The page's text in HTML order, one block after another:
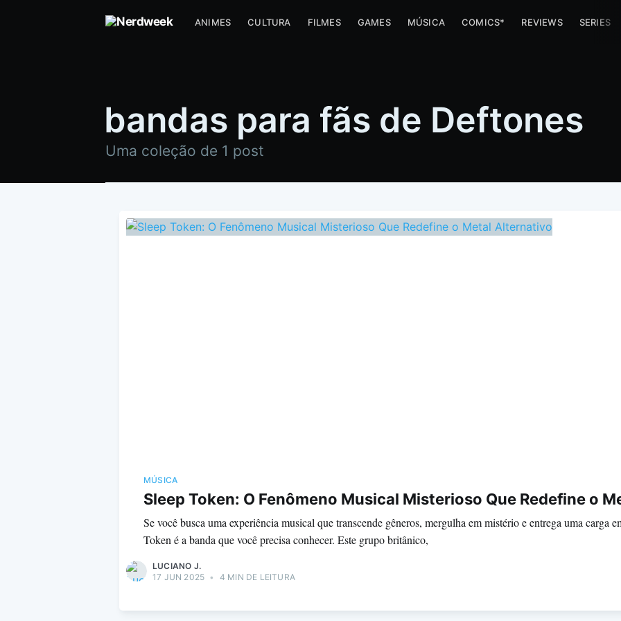
ANIMES CULTURA FILMES GAMES MÚSICA COMICS* REVIEWS SERIES
bandas para fãs de Deftones
Uma coleção de 1 post
MÚSICA
Sleep Token: O Fenômeno Musical Misterioso Que Redefine o
Se você busca uma experiência musical que transcende gêneros, mergulha em mistério e entrega uma carga
Token é a banda que você precisa conhecer. Este grupo britânico,
LUCIANO J.
17 JUN 2025 • 4 MIN DE LEITURA